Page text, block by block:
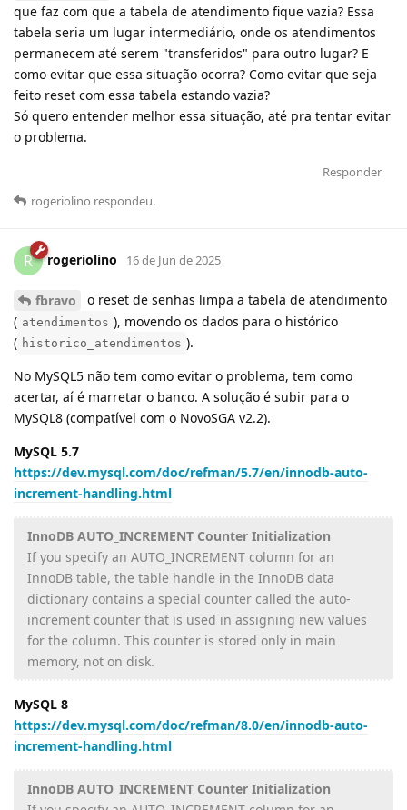
que faz com que a tabela de atendimento fique vazia? Essa
tabela seria um lugar intermediário, onde os atendimentos
permanecem até serem "transferidos" para outro lugar? E
como evitar que essa situação ocorra? Como evitar que seja
feito reset com essa tabela estando vazia?
Só quero entender melhor essa situação, até pra tentar evitar
o problema.
Responder
rogeriolino respondeu.
R rogeriolino 16 de Jun de 2025
fbravo
o reset de senhas limpa a tabela de atendimento
( atendimentos ), movendo os dados para o histórico
( historico_atendimentos ).
No MySQL5 não tem como evitar o problema, tem como
acertar, aí é marretar o banco. A solução é subir para o
MySQL8 (compatível com o NovoSGA v2.2).
MySQL 5.7
https://dev.mysql.com/doc/refman/5.7/en/innodb-auto-
increment-handling.html
InnoDB AUTO_INCREMENT Counter Initialization
If you specify an AUTO_INCREMENT column for an
InnoDB table, the table handle in the InnoDB data
dictionary contains a special counter called the auto-
increment counter that is used in assigning new values
for the column. This counter is stored only in main
memory, not on disk.
MySQL 8
https://dev.mysql.com/doc/refman/8.0/en/innodb-auto-
increment-handling.html
InnoDB AUTO_INCREMENT Counter Initialization